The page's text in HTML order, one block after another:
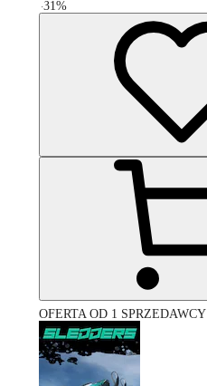
-31%
OFERTA OD 1 SPRZEDAWCY